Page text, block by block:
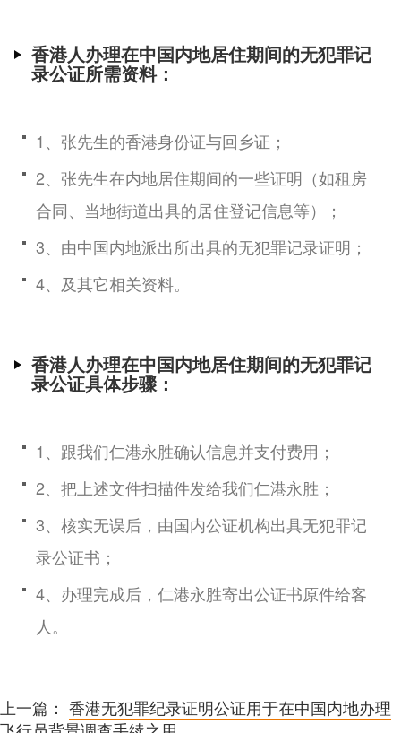
香港人办理在中国内地居住期间的无犯罪记
录公证所需资料：
1、张先生的香港身份证与回乡证；
2、张先生在内地居住期间的一些证明（如租房
合同、当地街道出具的居住登记信息等）；
3、由中国内地派出所出具的无犯罪记录证明；
4、及其它相关资料。
香港人办理在中国内地居住期间的无犯罪记
录公证具体步骤：
1、跟我们仁港永胜确认信息并支付费用；
2、把上述文件扫描件发给我们仁港永胜；
3、核实无误后，由国内公证机构出具无犯罪记
录公证书；
4、办理完成后，仁港永胜寄出公证书原件给客
人。
上一篇： 香港无犯罪纪录证明公证用于在中国内地办理